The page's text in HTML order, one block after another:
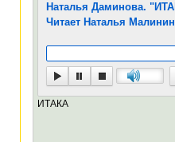
Наталья Даминова.
Читает Наталья
ИТАКА